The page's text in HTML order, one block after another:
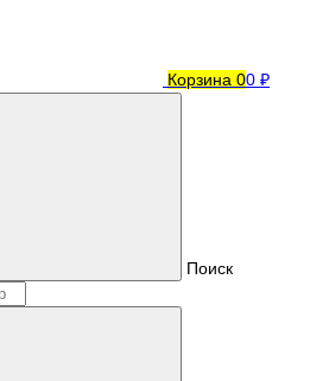
Корзина 00 ₽
Поиск